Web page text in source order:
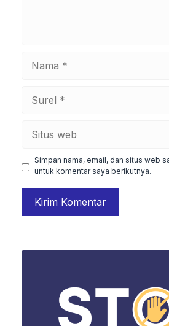
Simpan nama, email, dan situs web
untuk komentar saya berikutnya.